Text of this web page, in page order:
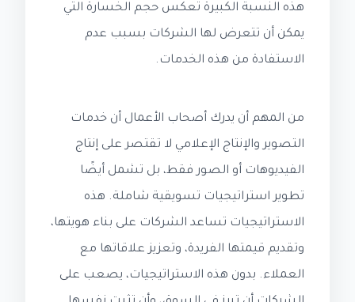
هذه النسبة الكبيرة تعكس حجم الخسارة التي
يمكن أن تتعرض لها الشركات بسبب عدم
الاستفادة من هذه الخدمات.
من المهم أن يدرك أصحاب الأعمال أن خدمات
التصوير والإنتاج الإعلامي لا تقتصر على إنتاج
الفيديوهات أو الصور فقط، بل تشمل أيضًا
تطوير استراتيجيات تسويقية شاملة. هذه
الاستراتيجيات تساعد الشركات على بناء هويتها،
وتقديم قيمتها الفريدة، وتعزيز علاقاتها مع
العملاء. بدون هذه الاستراتيجيات، يصعب على